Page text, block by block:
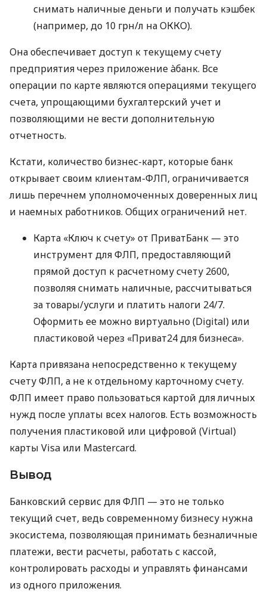
снимать наличные деньги и получать кэшбек
(например, до 10 грн/л на ОККО).
Она обеспечивает доступ к текущему счету
предприятия через приложение àбанк. Все
операции по карте являются операциями текущего
счета, упрощающими бухгалтерский учет и
позволяющими не вести дополнительную
отчетность.
Кстати, количество бизнес-карт, которые банк
открывает своим клиентам-ФЛП, ограничивается
лишь перечнем уполномоченных доверенных лиц
и наемных работников. Общих ограничений нет.
Карта «Ключ к счету» от ПриватБанк — это
инструмент для ФЛП, предоставляющий
прямой доступ к расчетному счету 2600,
позволяя снимать наличные, рассчитываться
за товары/услуги и платить налоги 24/7.
Оформить ее можно виртуально (Digital) или
пластиковой через «Приват24 для бизнеса».
Карта привязана непосредственно к текущему
счету ФЛП, а не к отдельному карточному счету.
ФЛП имеет право пользоваться картой для личных
нужд после уплаты всех налогов. Есть возможность
получения пластиковой или цифровой (Virtual)
карты Visa или Mastercard.
Вывод
Банковский сервис для ФЛП — это не только
текущий счет, ведь современному бизнесу нужна
экосистема, позволяющая принимать безналичные
платежи, вести расчеты, работать с кассой,
контролировать расходы и управлять финансами
из одного приложения.